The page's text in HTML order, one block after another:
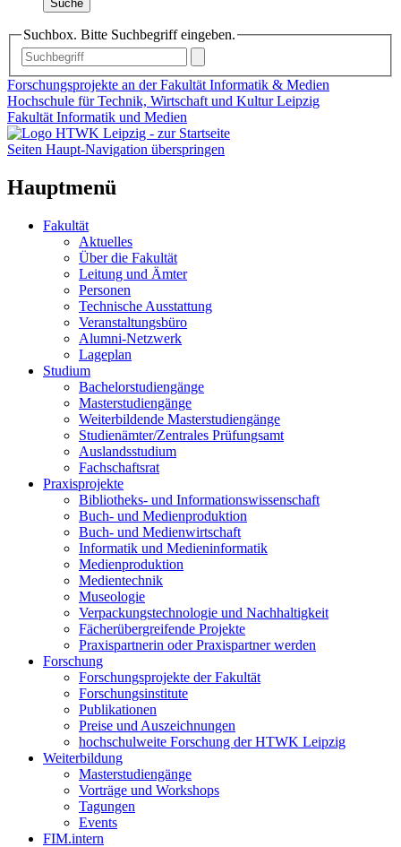
Suche
Suchbox. Bitte Suchbegriff eingeben.
Forschungsprojekte an der Fakultät Informatik & Medien
Hochschule für Technik, Wirtschaft und Kultur Leipzig
Fakultät Informatik und Medien
Seiten Haupt-Navigation überspringen
Hauptmenü
Fakultät
Aktuelles
Über die Fakultät
Leitung und Ämter
Personen
Technische Ausstattung
Veranstaltungsbüro
Alumni-Netzwerk
Lageplan
Studium
Bachelorstudiengänge
Masterstudiengänge
Weiterbildende Masterstudiengänge
Studienämter/Zentrales Prüfungsamt
Auslandsstudium
Fachschaftsrat
Praxisprojekte
Bibliotheks- und Informationswissenschaft
Buch- und Medienproduktion
Buch- und Medienwirtschaft
Informatik und Medieninformatik
Medienproduktion
Medientechnik
Museologie
Verpackungstechnologie und Nachhaltigkeit
Fächerübergreifende Projekte
Praxispartnerin oder Praxispartner werden
Forschung
Forschungsprojekte der Fakultät
Forschungsinstitute
Publikationen
Preise und Auszeichnungen
hochschulweite Forschung der HTWK Leipzig
Weiterbildung
Masterstudiengänge
Vorträge und Workshops
Tagungen
Events
FIM.intern